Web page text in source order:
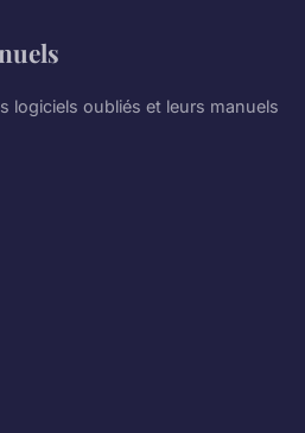
logiciels oubliés et leurs manuels